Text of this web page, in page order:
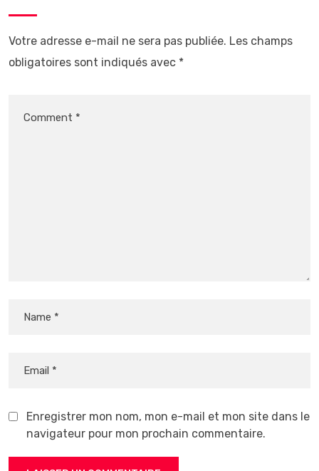
Votre adresse e-mail ne sera pas publiée. Les champs
obligatoires sont indiqués avec *
Enregistrer mon nom, mon e-mail et mon site dans le
navigateur pour mon prochain commentaire.